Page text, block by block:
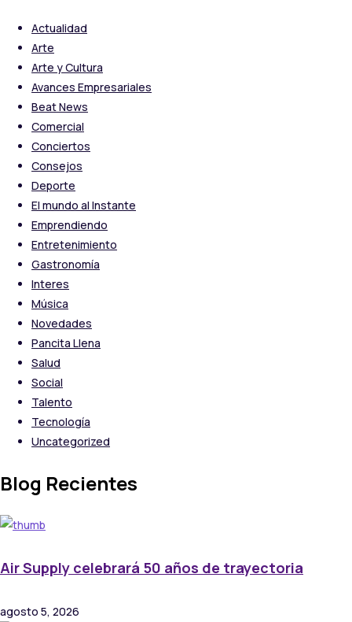
Actualidad
Arte
Arte y Cultura
Avances Empresariales
Beat News
Comercial
Conciertos
Consejos
Deporte
El mundo al Instante
Emprendiendo
Entretenimiento
Gastronomía
Interes
Música
Novedades
Pancita Llena
Salud
Social
Talento
Tecnología
Uncategorized
Blog Recientes
Air Supply celebrará 50 años de trayectoria
agosto 5, 2026